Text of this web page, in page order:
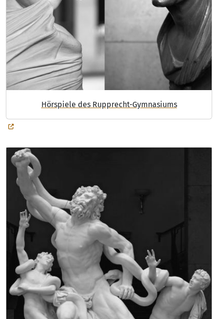
Hörspiele des Rupprecht-Gymnasiums